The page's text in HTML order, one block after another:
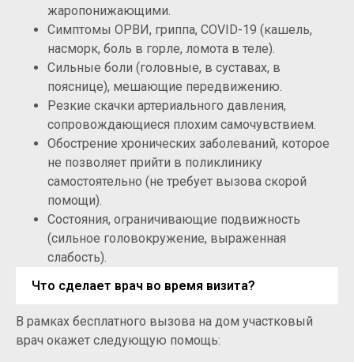
жаропонижающими.
Симптомы ОРВИ, гриппа, COVID-19 (кашель,
насморк, боль в горле, ломота в теле).
Сильные боли (головные, в суставах, в
пояснице), мешающие передвижению.
Резкие скачки артериального давления,
сопровождающиеся плохим самочувствием.
Обострение хронических заболеваний, которое
не позволяет прийти в поликлинику
самостоятельно (не требует вызова скорой
помощи).
Состояния, ограничивающие подвижность
(сильное головокружение, выраженная
слабость).
Что сделает врач во время визита?
В рамках бесплатного вызова на дом участковый
врач окажет следующую помощь: